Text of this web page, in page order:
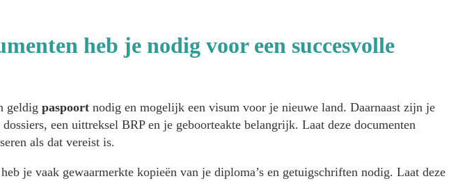
heb je nodig voor een succesvolle
geldig paspoort nodig en mogelijk een visum voor je nieuwe land. Daarnaast zijn je
dossiers, een uittreksel BRP en je geboorteakte belangrijk. Laat deze documenten
als dat vereist is.
je vaak gewaarmerkte kopieën van je diploma’s en getuigschriften nodig. Laat deze